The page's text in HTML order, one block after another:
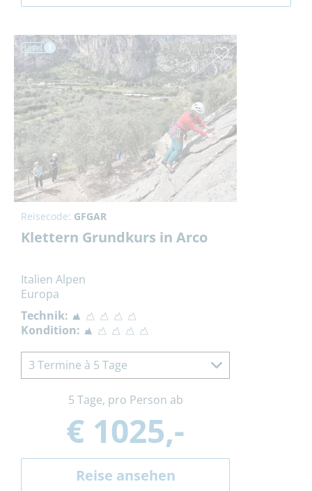
Reisecode: GFGAR
Klettern Grundkurs in Arco
Italien Alpen
Europa
Technik:
Kondition:
3 Termine à 5 Tage
5 Tage, pro Person ab
€ 1025,-
Reise ansehen